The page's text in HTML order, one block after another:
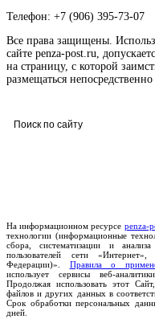
Телефон: +7 (906) 395-73-07
Все права защищены.
сайте penza-post.ru,
на страницу, с которой
размещаться непосредственно
На информационном ресурсе penza-
технологии (информационные
сбора, систематизации и
пользователей сети
Федерации)». Правила о
использует сервисы веб-
Продолжая использовать этот
файлов и других данных в
Срок обработки персональных
дней.